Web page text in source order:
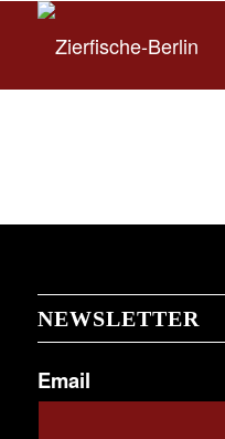
NEWSLETTER
Email